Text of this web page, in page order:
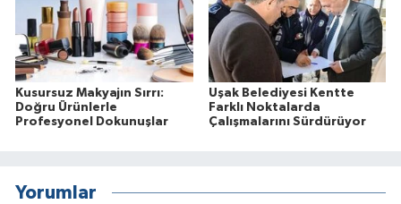
Kusursuz Makyajın Sırrı:
Doğru Ürünlerle
Profesyonel Dokunuşlar
Uşak Belediyesi Kentte
Farklı Noktalarda
Çalışmalarını Sürdürüyor
Yorumlar